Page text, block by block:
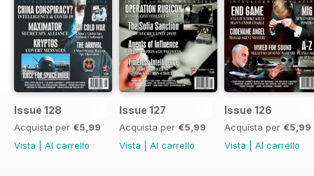
Issue 128
Acquista per €5,99
Vista
Al carrello
Issue 127
Acquista per €5,99
Vista
Al carrello
Issue 126
Acquista per €5,99
Vista
Al carrello